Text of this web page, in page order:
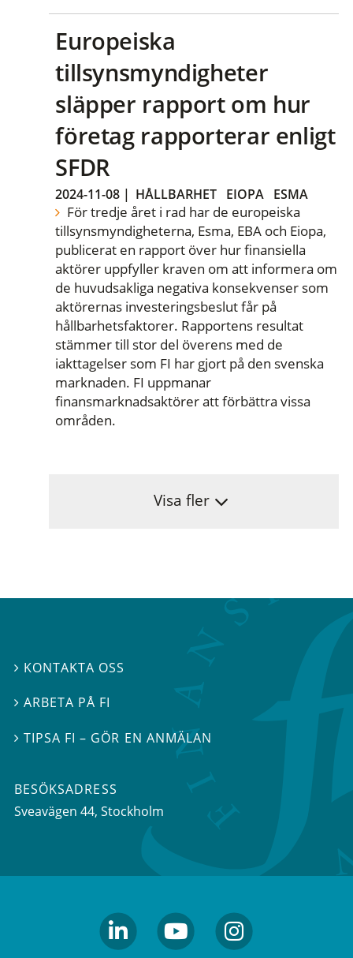
Europeiska
tillsynsmyndigheter
släpper rapport om hur
företag rapporterar enligt
SFDR
2024-11-08 | HÅLLBARHET EIOPA ESMA
För tredje året i rad har de europeiska
tillsynsmyndigheterna, Esma, EBA och Eiopa,
publicerat en rapport över hur finansiella
aktörer uppfyller kraven om att informera om
de huvudsakliga negativa konsekvenser som
aktörernas investeringsbeslut får på
hållbarhetsfaktorer. Rapportens resultat
stämmer till stor del överens med de
iakttagelser som FI har gjort på den svenska
marknaden. FI uppmanar
finansmarknadsaktörer att förbättra vissa
områden.
Visa fler
 KONTAKTA OSS
ARBETA PÅ FI
TIPSA FI – GÖR EN ANMÄLAN
BESÖKSADRESS
Sveavägen 44, Stockholm